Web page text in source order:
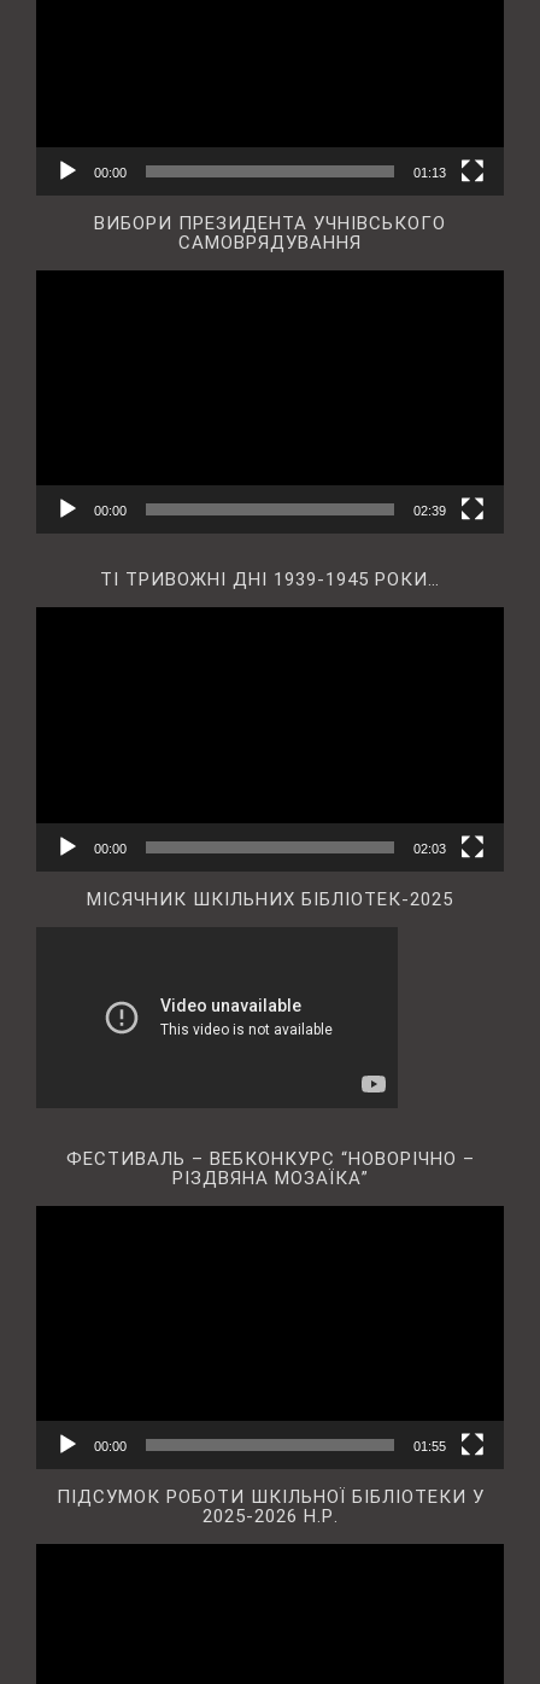
00:00 01:13
ВИБОРИ ПРЕЗИДЕНТА УЧНІВСЬКОГО
САМОВРЯДУВАННЯ
00:00 02:39
ТІ ТРИВОЖНІ ДНІ 1939-1945 РОКИ…
00:00 02:03
МІСЯЧНИК ШКІЛЬНИХ БІБЛІОТЕК-2025
ФЕСТИВАЛЬ – ВЕБКОНКУРС “НОВОРІЧНО –
РІЗДВЯНА МОЗАЇКА”
00:00 01:55
ПІДСУМОК РОБОТИ ШКІЛЬНОЇ БІБЛІОТЕКИ У
2025-2026 Н.Р.